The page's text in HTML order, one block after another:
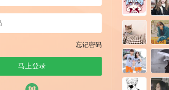
忘记密码
马上登录